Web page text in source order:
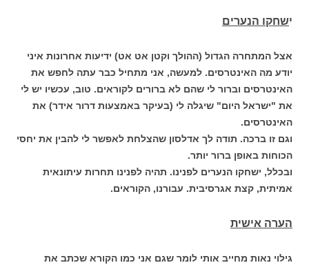
ישחקו הנערים
אצל המתחרה הגדול (ההולך וקטן אט אט) ידיעות אחרונות איני
יודע מה האינטרסים. למעשה, אני מתחיל כבר עתה לחפש את
האינטרסים וברור לי שהם לא ברורים לקוראים. טוב, עכשיו יש לי
את "ישראל היום" שיגלה לי (בעיקר באמצעות דרור אידר) את
האינטרסים.
וגם זו ברכה. תודה לך אדלסון שהצלחת לאפשר לי להבין את יחסי
הכוחות באופן ברור יותר.
ובכלל, ישחקו הנערים לפנינו. תהיה לפנינו תחרות עיתונאית
אמיתית, קצת אגרסיבית. עבורנו, הקוראים.
הערה אישית
גילוי נאות מחייב אותי לומר שגם אני כמו הקורא שכתב את